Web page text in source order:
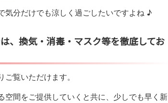
気分だけでも涼しく過ごしたいですよね ♪
、換気・消毒・マスク等を徹底してお
ご覧いただけます。
空間をご提供していくと共に、少しでも早く新